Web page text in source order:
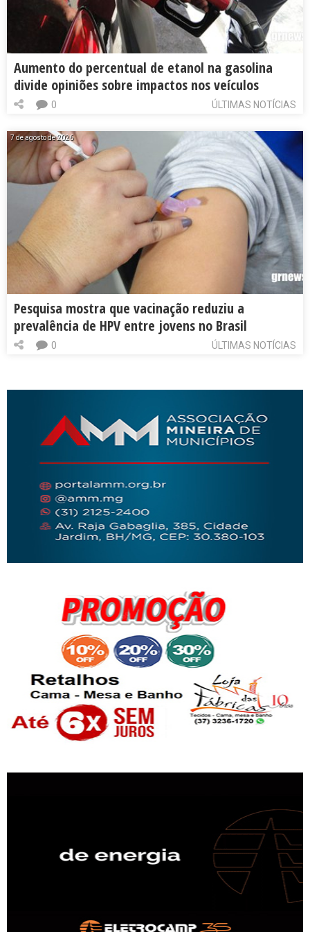
Aumento do percentual de etanol na gasolina
divide opiniões sobre impactos nos veículos
ÚLTIMAS NOTÍCIAS
0
7 de agosto de 2026
Pesquisa mostra que vacinação reduziu a
prevalência de HPV entre jovens no Brasil
ÚLTIMAS NOTÍCIAS
0